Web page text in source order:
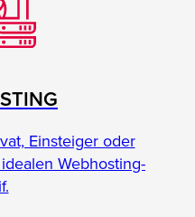
Einsteiger oder
Webhosting-